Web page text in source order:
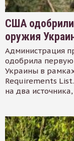
США одобрили
оружия
Администрация
одобрила
Украины в
Requirements
на два